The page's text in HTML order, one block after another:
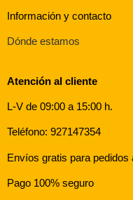
Información y contacto
Dónde estamos
Atención al cliente
L-V de 09:00 a 15:00 h.
Teléfono: 927147354
Envíos gratis para
Pago 100% seguro